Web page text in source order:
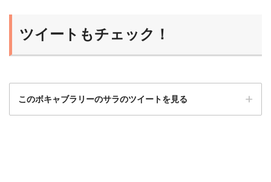
ツイートもチェック！
このボキャブラリーのサラのツイートを見る